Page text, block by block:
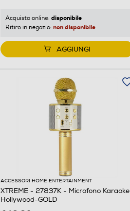
Acquisto online: disponibile
Ritiro in negozio: non disponibile
AGGIUNGI
ACCESSORI HOME ENTERTAINMENT
XTREME - 27837K - Microfono Karaoke
Hollywood-GOLD